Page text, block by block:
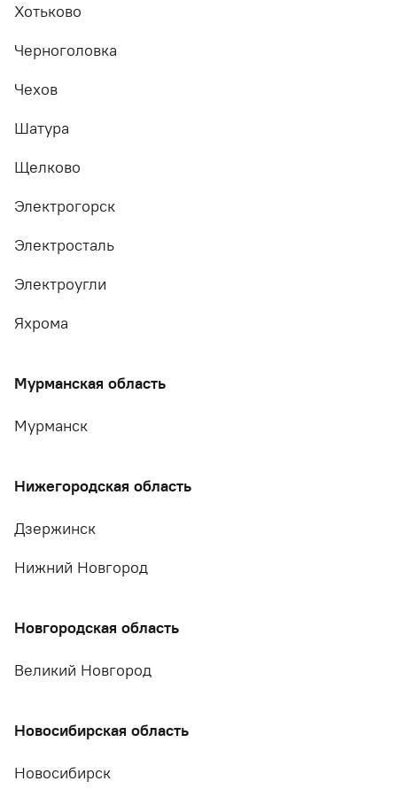
Хотьково
Черноголовка
Чехов
Шатура
Щелково
Электрогорск
Электросталь
Электроугли
Яхрома
Мурманская область
Мурманск
Нижегородская область
Дзержинск
Нижний Новгород
Новгородская область
Великий Новгород
Новосибирская область
Новосибирск